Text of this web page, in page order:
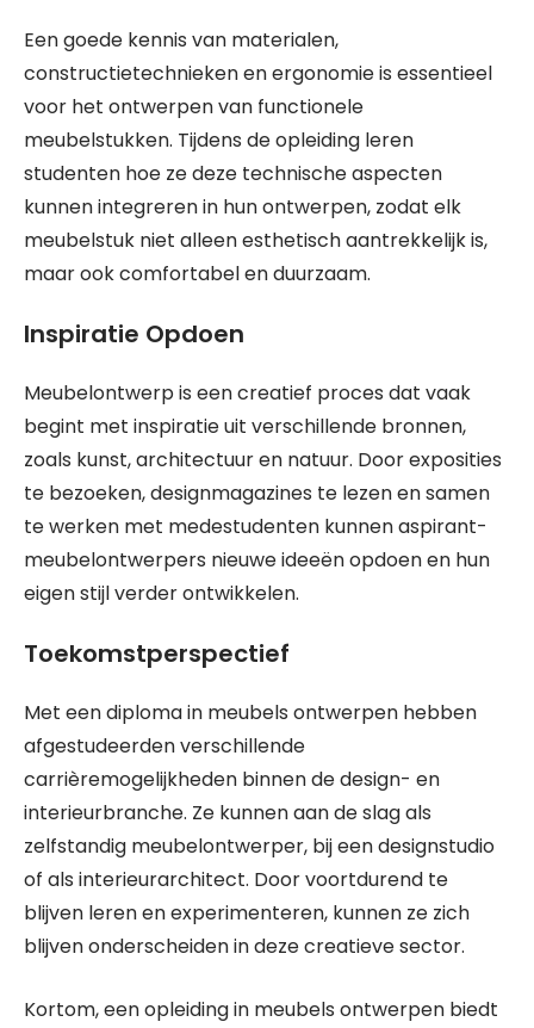
Een goede kennis van materialen,
constructietechnieken en ergonomie is essentieel
voor het ontwerpen van functionele
meubelstukken. Tijdens de opleiding leren
studenten hoe ze deze technische aspecten
kunnen integreren in hun ontwerpen, zodat elk
meubelstuk niet alleen esthetisch aantrekkelijk is,
maar ook comfortabel en duurzaam.
Inspiratie Opdoen
Meubelontwerp is een creatief proces dat vaak
begint met inspiratie uit verschillende bronnen,
zoals kunst, architectuur en natuur. Door exposities
te bezoeken, designmagazines te lezen en samen
te werken met medestudenten kunnen aspirant-
meubelontwerpers nieuwe ideeën opdoen en hun
eigen stijl verder ontwikkelen.
Toekomstperspectief
Met een diploma in meubels ontwerpen hebben
afgestudeerden verschillende
carrièremogelijkheden binnen de design- en
interieurbranche. Ze kunnen aan de slag als
zelfstandig meubelontwerper, bij een designstudio
of als interieurarchitect. Door voortdurend te
blijven leren en experimenteren, kunnen ze zich
blijven onderscheiden in deze creatieve sector.
Kortom, een opleiding in meubels ontwerpen biedt